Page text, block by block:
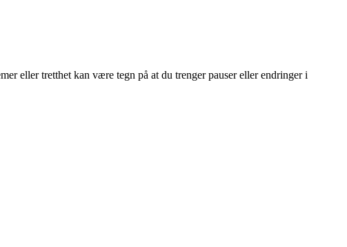
eller tretthet kan være tegn på at du trenger pauser eller endringer i